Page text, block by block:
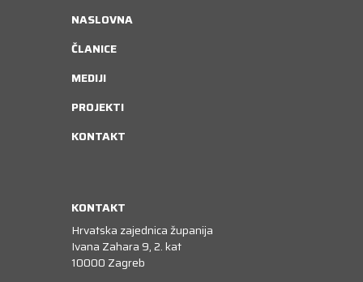
NASLOVNA
ČLANICE
MEDIJI
PROJEKTI
KONTAKT
KONTAKT
Hrvatska zajednica županija
Ivana Zahara 9, 2. kat
10000 Zagreb